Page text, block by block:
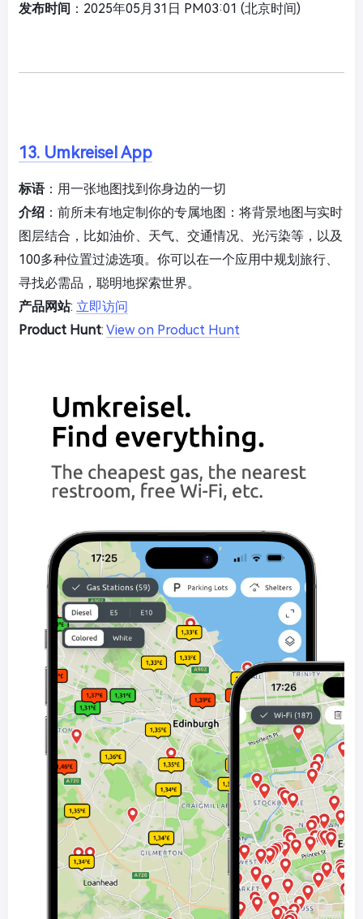
发布时间 ：2025年05月31日 PM03:01 (北京时间)
13. Umkreisel App
标语：用一张地图找到你身边的一切
介绍 ：前所未有地定制你的专属地图：将背景地图与实时
图层结合，比如油价、天气、交通情况、光污染等，以及
100多种位置过滤选项。你可以在一个应用中规划旅行、
寻找必需品，聪明地探索世界。
产品网站: 立即访问
Product Hunt: View on Product Hunt